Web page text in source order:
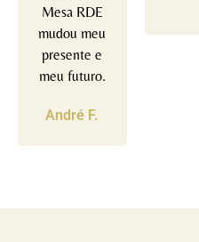
Mesa RDE
mudou meu
presente e
meu futuro.
André F.